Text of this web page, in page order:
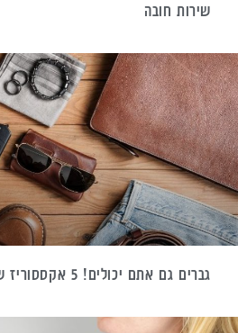
שירות חובה
גברים גם אתם יכולים! 5 אקססוריז שכל גבר צריך